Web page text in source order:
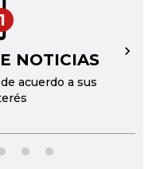
1
NOTICIAS
acuerdo a sus
→